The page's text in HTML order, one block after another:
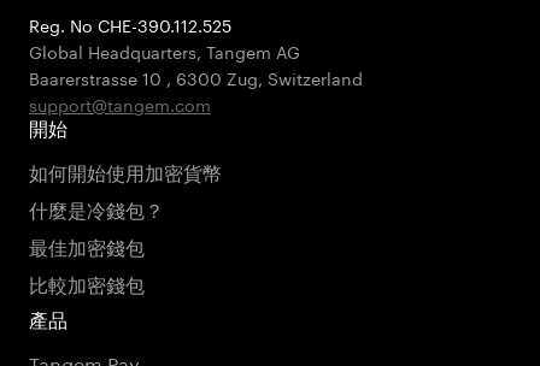
Reg. No CHE-390.112.525
Global Headquarters, Tangem AG
Baarerstrasse 10 , 6300 Zug, Switzerland
support@tangem.com
開始
如何開始使用加密貨幣
什麼是冷錢包？
最佳加密錢包
比較加密錢包
產品